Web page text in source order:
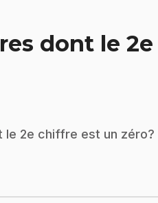
dont le 2e
le 2e chiffre est un zéro?